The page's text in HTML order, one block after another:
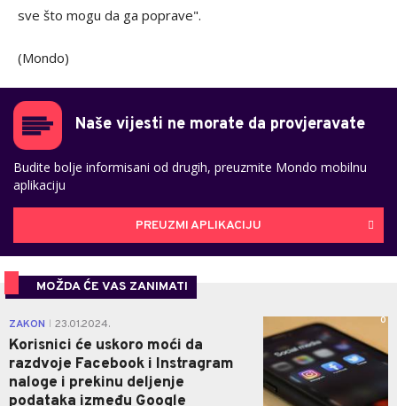
sve što mogu da ga poprave".
(Mondo)
Naše vijesti ne morate da provjeravate
Budite bolje informisani od drugih, preuzmite Mondo mobilnu
aplikaciju
PREUZMI APLIKACIJU
MOŽDA ĆE VAS ZANIMATI
ZAKON 23.01.2024.
Korisnici će uskoro moći da
razdvoje Facebook i Instragram
naloge i prekinu deljenje
podataka između Google
0